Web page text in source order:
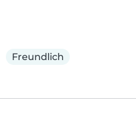
Freundlich